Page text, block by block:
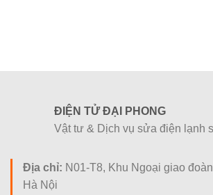
Tải trọng: 3kg đến 12kg
Điều chỉnh góc nghiêng: + 85° / -35°
Xoay cánh tay: 180 °
ĐIỆN TỬ ĐẠI PHONG
Vật tư & Dịch vụ sửa điện lạnh
Địa chỉ: N01-T8, Khu Ngoại giao
Hà Nội